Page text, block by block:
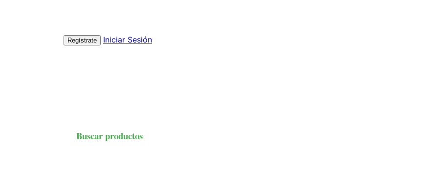
Regístrate Iniciar Sesión
Buscar productos